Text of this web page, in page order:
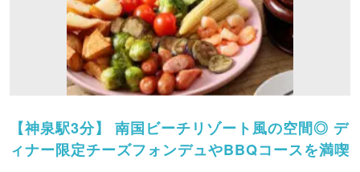
【神泉駅3分】 南国ビーチリゾート風の空間◎ デ
ィナー限定チーズフォンデュやBBQコースを満喫